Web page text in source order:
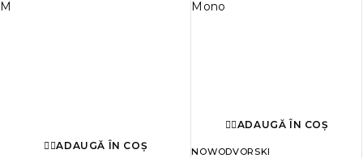
ADAUGĂ ÎN COȘ
ADAUGĂ ÎN COȘ
NOWODVORSKI